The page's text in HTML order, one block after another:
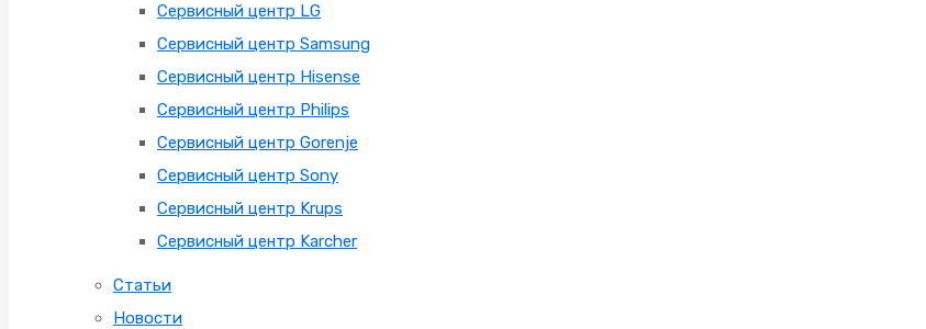
Сервисный центр LG
Сервисный центр Samsung
Сервисный центр Hisense
Сервисный центр Philips
Сервисный центр Gorenje
Сервисный центр Sony
Сервисный центр Krups
Сервисный центр Karcher
Статьи
Новости